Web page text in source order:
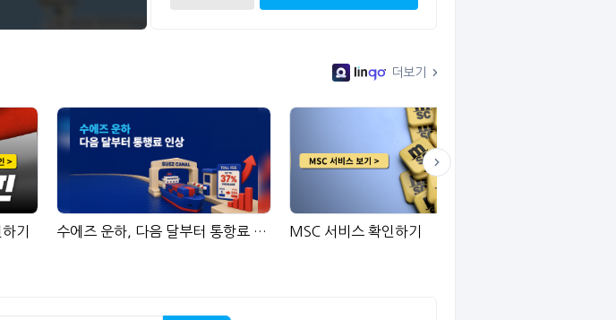
더보기
기 수에즈 운하, 다음 달부터 통항료 인상 MSC 서비스 확인하기